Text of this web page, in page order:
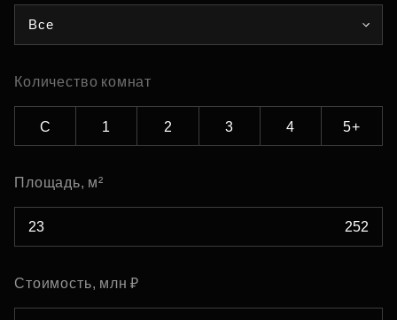
Все
Количество комнат
С 1 2 3 4 5+
Площадь, м²
Стоимость, млн ₽